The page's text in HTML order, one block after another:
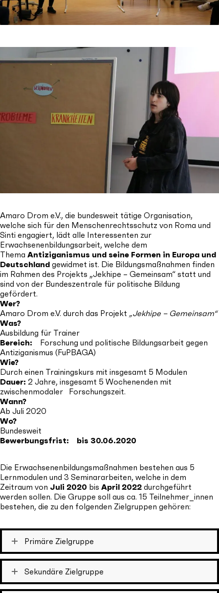
Amaro Drom e.V., die bundesweit tätige Organisation,
welche sich für den Menschenrechtsschutz von Roma und
Sinti engagiert, lädt alle Interessenten zur
Erwachsenenbildungsarbeit, welche dem
Thema Antiziganismus und seine Formen in Europa und
Deutschland gewidmet ist. Die Bildungsmaßnahmen finden
im Rahmen des Projekts „Jekhipe – Gemeinsam“ statt und
sind von der Bundeszentrale für politische Bildung
gefördert.
Wer?
Amaro Drom e.V. durch das Projekt
„Jekhipe – Gemeinsam“
Was?
Ausbildung für Trainer
Bereich: Forschung und politische Bildungsarbeit gegen
Antiziganismus (FuPBAGA)
Wie?
Durch einen Trainingskurs mit insgesamt 5 Modulen
Dauer: 2 Jahre, insgesamt 5 Wochenenden mit
zwischenmodaler Forschungszeit.
Wann?
Ab Juli 2020
Wo?
Bundesweit
Bewerbungsfrist: bis 30.06.2020
Die Erwachsenenbildungsmaßnahmen bestehen aus 5
Lernmodulen und 3 Seminararbeiten, welche in dem
Zeitraum von Juli 2020 bis April 2022 durchgeführt
werden sollen. Die Gruppe soll aus ca. 15 Teilnehmer_innen
bestehen, die zu den folgenden Zielgruppen gehören:
Primäre Zielgruppe
Sekundäre Zielgruppe